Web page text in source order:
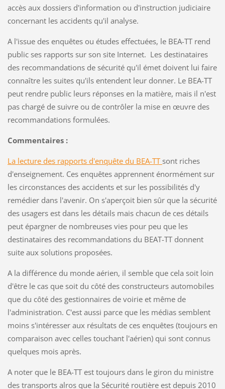
accès aux dossiers d'information ou d'instruction judiciaire
concernant les accidents qu'il analyse.
A l'issue des enquêtes ou études effectuées, le BEA-TT rend
public ses rapports sur son site Internet. Les destinataires
des recommandations de sécurité qu'il émet doivent lui faire
connaître les suites qu'ils entendent leur donner. Le BEA-TT
peut rendre public leurs réponses en la matière, mais il n'est
pas chargé de suivre ou de contrôler la mise en œuvre des
recommandations formulées.
Commentaires :
La lecture des rapports d'enquête du BEA-TT sont riches
d'enseignement. Ces enquêtes apprennent énormément sur
les circonstances des accidents et sur les possibilités d'y
remédier dans l'avenir. On s'aperçoit bien sûr que la sécurité
des usagers est dans les détails mais chacun de ces détails
peut épargner de nombreuses vies pour peu que les
destinataires des recommandations du BEAT-TT donnent
suite aux solutions proposées.
A la différence du monde aérien, il semble que cela soit loin
d'être le cas que soit du côté des constructeurs automobiles
que du côté des gestionnaires de voirie et même de
l'administration. C'est aussi parce que les médias semblent
moins s'intéresser aux résultats de ces enquêtes (toujours en
comparaison avec celles touchant l'aérien) qui sont connus
quelques mois après.
A noter que le BEA-TT est toujours dans le giron du ministre
des transports alros que la Sécurité routière est depuis 2010